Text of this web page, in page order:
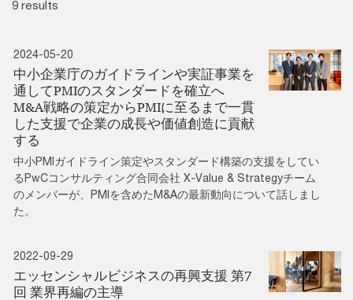
9 results
2024-05-20
中小企業庁のガイドラインや実証事業を
通してPMIのスタンダードを確立へ
M&A戦略の策定からPMIに至るまで一貫
した支援で企業の成長や価値創造に貢献
する
中小PMIガイドライン策定やスタンダード構築の支援をしてい
るPwCコンサルティング合同会社 X-Value & Strategyチーム
のメンバーが、PMIを含めたM&Aの最新動向について話しまし
た。
2022-09-29
エッセンシャルビジネスの再興支援 第7
回 業界再編の主導